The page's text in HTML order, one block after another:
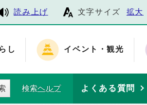
読み上げ 文字サイズ 拡大
し イベント・観光
検索ヘルプ よくある質問